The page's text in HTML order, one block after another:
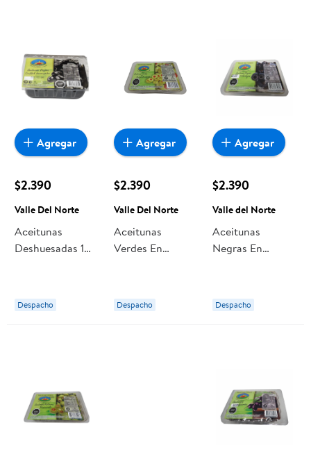
$2.390
Valle Del Norte
Aceitunas
Deshuesadas 1
Despacho
Agregar
$2.390
Valle Del Norte
Aceitunas
Verdes En
Despacho
Agregar
$2.390
Valle del Norte
Aceitunas
Negras En
Norte
Despacho
Agregar